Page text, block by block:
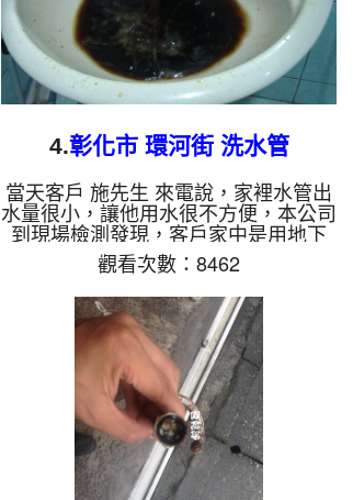
4.彰化市 環河街 洗水管
當天客戶 施先生 來電說，家裡水管出
水量很小，讓他用水很不方便，本公司
到現場檢測發現，客戶家中是用地下
水，地下水造成管路堵塞，讓水無法經
過正常流出，本公司架設 管路清洗機
，開始 清洗水管 ，黑色的髒水一直從
水龍頭流出，而且都有一塊一塊的異
物，如下圖及影片，客戶 施先生 看了
嚇了一跳，清洗過程中，管路堵住兩
次，本公司改用特殊工法 洗水管 ， 水
管清洗 約四個小時後，水管已正常出
水，施先生 能正常用水了。 清洗水管,
水管清洗, 洗水管, 熱水管堵塞, 熱水忽
冷忽熱, 洗管路...
觀看次數：8462